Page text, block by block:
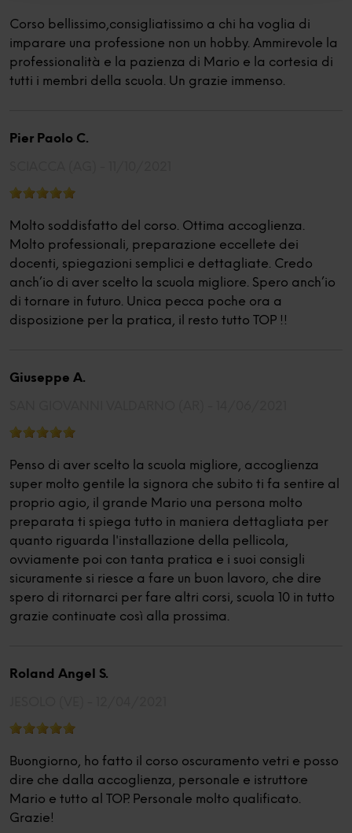
sopra.
Corso bellissimo,consigliatissimo a chi ha voglia di
imparare una professione non un hobby. Ammirevole la
professionalità e la pazienza di Mario e la cortesia di
tutti i membri della scuola. Un grazie immenso.
Pier Paolo C.
Molto soddisfatto del corso. Ottima accoglienza.
Molto professionali, preparazione eccellete dei
docenti, spiegazioni semplici e dettagliate. Credo
anch’io di aver scelto la scuola migliore. Spero anch’io
di tornare in futuro. Unica pecca poche ora a
disposizione per la pratica, il resto tutto TOP !!
Giuseppe A.
Penso di aver scelto la scuola migliore, accoglienza
super molto gentile la signora che subito ti fa sentire al
proprio agio, il grande Mario una persona molto
preparata ti spiega tutto in maniera dettagliata per
quanto riguarda l'installazione della pellicola,
ovviamente poi con tanta pratica e i suoi consigli
sicuramente si riesce a fare un buon lavoro, che dire
spero di ritornarci per fare altri corsi, scuola 10 in tutto
grazie continuate così alla prossima.
Roland Angel S.
Buongiorno, ho fatto il corso oscuramento vetri e posso
dire che dalla accoglienza, personale e istruttore
Mario e tutto al TOP. Personale molto qualificato.
Grazie!